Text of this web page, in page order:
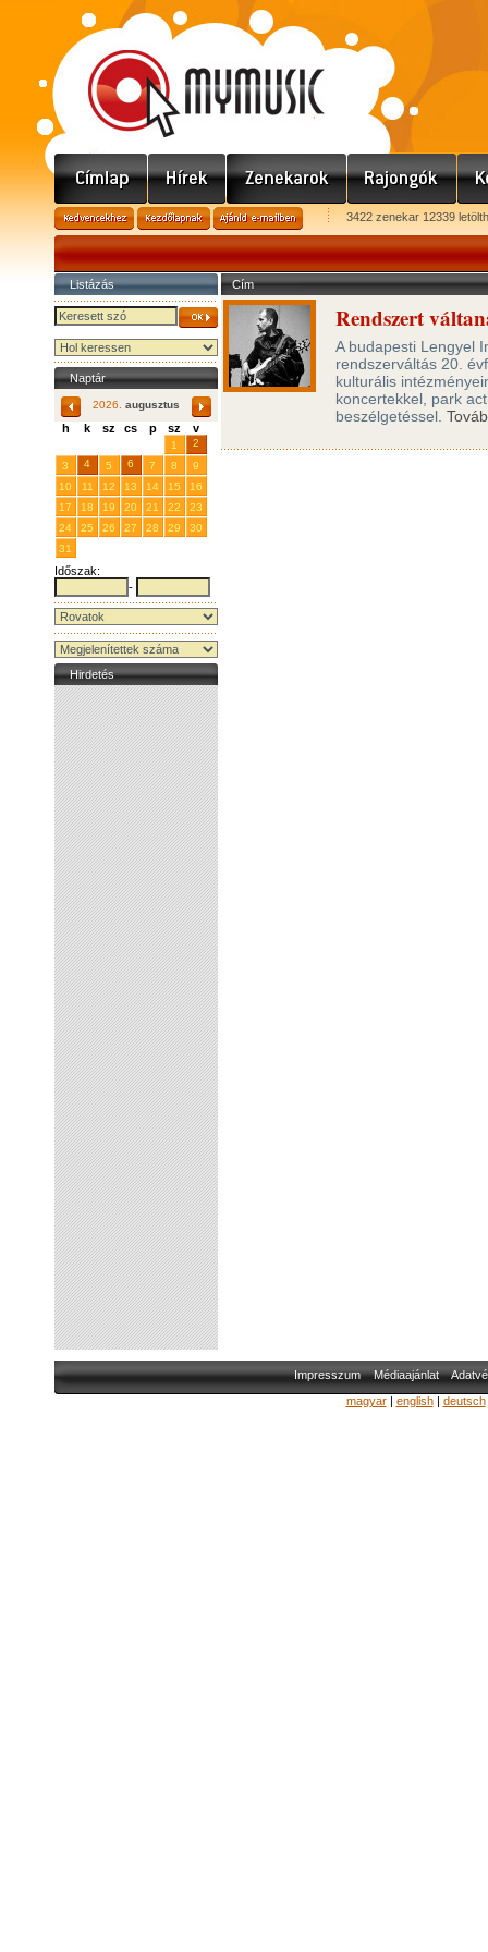
3422 zenekar 12339
Listázás
Naptár
2026. augusztus
h k sz cs p sz v
1
2
3
4 5 6 7 8
9
10
11 12 13 14 15
16
17
18 19 20 21 22
23
24
25 26 27 28 29
30
31
Időszak:
-
Hirdetés
Cím
Rendszert
A budapesti Lengyel
rendszerváltás 20.
kulturális
koncertekkel, park
beszélgetéssel.
Impresszum Médiaajánlat
magyar| english| deutsch